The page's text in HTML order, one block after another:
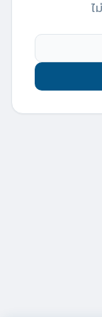
ไ